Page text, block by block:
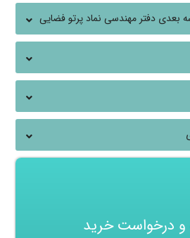
بعدی دفتر مهندسی نماد پرتو فضایی
و درخواست خرید